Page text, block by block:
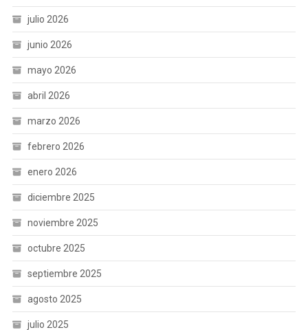
julio 2026
junio 2026
mayo 2026
abril 2026
marzo 2026
febrero 2026
enero 2026
diciembre 2025
noviembre 2025
octubre 2025
septiembre 2025
agosto 2025
julio 2025